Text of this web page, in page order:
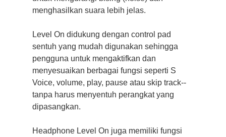
menghasilkan suara lebih jelas.
Level On didukung dengan control pad
sentuh yang mudah digunakan sehingga
pengguna untuk mengaktifkan dan
menyesuaikan berbagai fungsi seperti S
Voice, volume, play, pause atau skip track--
tanpa harus menyentuh perangkat yang
dipasangkan.
Headphone Level On juga memiliki fungsi